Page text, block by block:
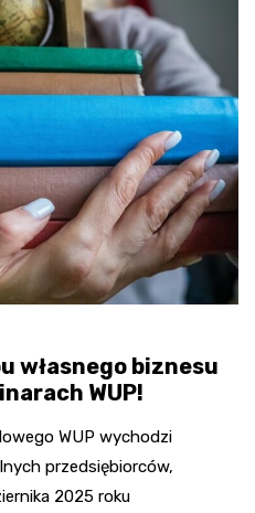
własnego biznesu
WUP!
WUP wychodzi
przedsiębiorców,
2025 roku